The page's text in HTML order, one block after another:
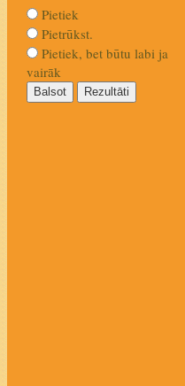
Pietiek
Pietrūkst.
Pietiek, bet būtu labi ja
vairāk